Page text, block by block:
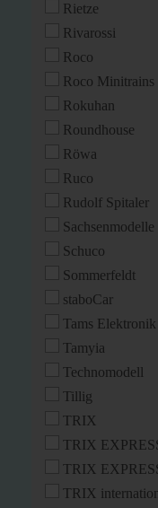
Rietze
Rivarossi
Roco
Roco Minitrains
Rokuhan
Roundhouse
Röwa
Ruco
Rudolf Spitaler
Sachsenmodelle
Schuco
Sommerfeldt
staboCar
Tams Elektronik
Tamyia
Technomodell
Tillig
TRIX
TRIX
TRIX
TRIX